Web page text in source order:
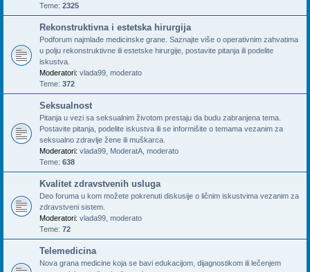
Teme: 2325
Rekonstruktivna i estetska hirurgija
Podforum najmlađe medicinske grane. Saznajte više o operativnim zahvatima
u polju rekonstruktivne ili estetske hirurgije, postavite pitanja ili podelite
iskustva.
Moderatori: vlada99 moderato
Teme: 372
Seksualnost
Pitanja u vezi sa seksualnim životom prestaju da budu zabranjena tema.
Postavite pitanja, podelite iskustva ili se informišite o temama vezanim za
seksualno zdravlje žene ili muškarca.
Moderatori: vlada99 ModeratA moderato
Teme: 638
Kvalitet zdravstvenih usluga
Deo foruma u kom možete pokrenuti diskusije o ličnim iskustvima vezanim za
zdravstveni sistem.
Moderatori: vlada99 moderato
Teme: 72
Telemedicina
Nova grana medicine koja se bavi edukacijom, dijagnostikom ili lečenjem